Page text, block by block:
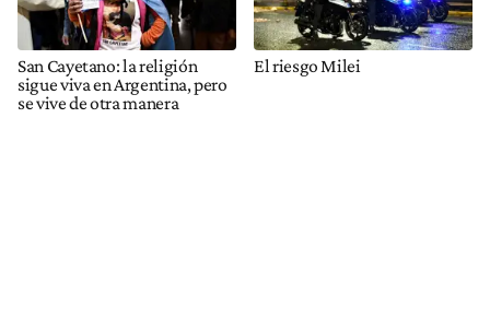
San Cayetano: la religión
sigue viva en Argentina, pero
se vive de otra manera
El riesgo Milei